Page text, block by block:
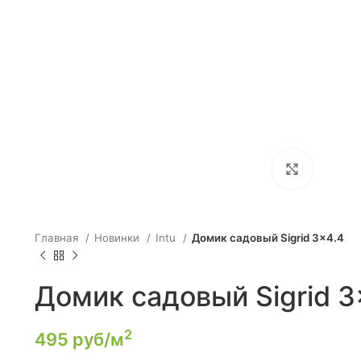
Главная Новинки Intu Домик садовый Sigrid 3×4.4
Домик садовый Sigrid
495 руб/м2